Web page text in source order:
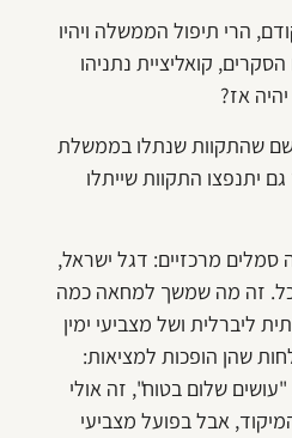
וכנראה קודם, הרי תיפול הממשלה ויהיו
קואליציית נתניהו
שהתקוות שנתלו בממשלת
יתנפצו התקוות שייתלו
מרכזיים: דגל ישראל,
זה מה שמשך למחאה כמה
ליברלית ושל מצביעי ימין
שהן הופכות למציאות:
ניצח ב-1996 עם "עושים שלום בטוח", זה אולי
אבל בפועל מצביעי